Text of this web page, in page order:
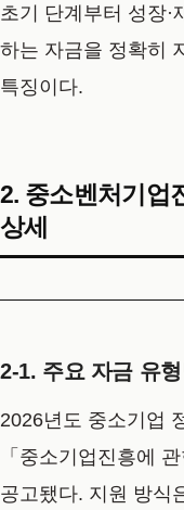
초기 단계부터 성장·
하는 자금을 정확히
특징이다.
2. 중소벤처기업
상세
2-1. 주요 자금 유
2026년도 중소기업
「중소기업진흥에
공고됐다. 지원 방식